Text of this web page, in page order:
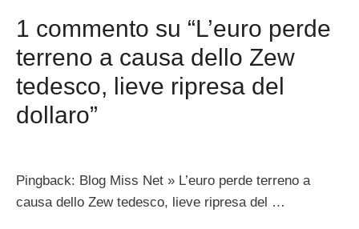
1 commento su “L’euro perde
terreno a causa dello Zew
tedesco, lieve ripresa del
dollaro”
Pingback: Blog Miss Net » L’euro perde terreno a
causa dello Zew tedesco, lieve ripresa del …